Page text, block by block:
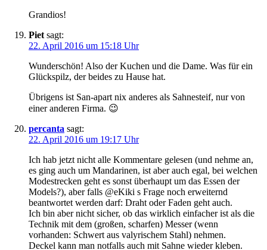
Grandios!
Piet sagt:
22. April 2016 um 15:18 Uhr
Wunderschön! Also der Kuchen und die Dame. Was für ein
Glückspilz, der beides zu Hause hat.
Übrigens ist San-apart nix anderes als Sahnesteif, nur von
einer anderen Firma. 😉
percanta sagt:
22. April 2016 um 19:17 Uhr
Ich hab jetzt nicht alle Kommentare gelesen (und nehme an,
es ging auch um Mandarinen, ist aber auch egal, bei welchen
Modestrecken geht es sonst überhaupt um das Essen der
Models?), aber falls @eKiki s Frage noch erweiternd
beantwortet werden darf: Draht oder Faden geht auch.
Ich bin aber nicht sicher, ob das wirklich einfacher ist als die
Technik mit dem (großen, scharfen) Messer (wenn
vorhanden: Schwert aus valyrischem Stahl) nehmen.
Deckel kann man notfalls auch mit Sahne wieder kleben.